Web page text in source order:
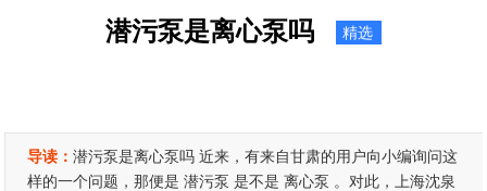
潜污泵是离心泵吗 精选
导读：潜污泵是离心泵吗 近来，有来自甘肃的用户向小编询问这
样的一个问题，那便是 潜污泵 是不是 离心泵 。对此，上海沈泉